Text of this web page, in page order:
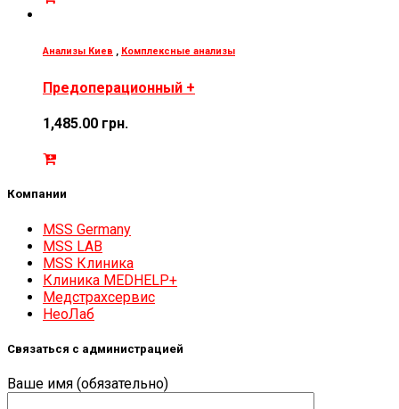
Анализы Киев , Комплексные анализы
Предоперационный +
1,485.00 грн.
Компании
MSS Germany
MSS LAB
MSS Клиника
Клиника MEDHELP+
Медстрахсервис
НеоЛаб
Связаться с администрацией
Ваше имя (обязательно)